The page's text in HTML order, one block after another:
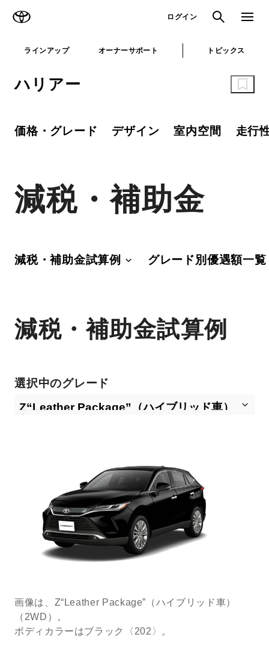
ログイン 検索 メニュ
ラインアップ オーナーサポート トピックス
ハリアー
価格・グレード デザイン 室内空間 走行
減税・補助金
減税・補助金試算例 グレード別優遇額一覧
減税・補助金試算例
選択中のグレード
画像は、Z“Leather Package”（ハイブリッド車）
（2WD）。
ボディカラーはブラック〈202〉。